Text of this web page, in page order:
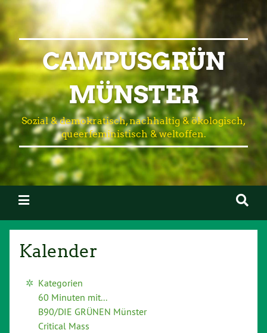
CAMPUSGRÜN
MÜNSTER
Sozial & demokratisch, nachhaltig & ökologisch,
queerfeministisch & weltoffen.
Kalender
Kategorien
60 Minuten mit...
B90/DIE GRÜNEN Münster
Critical Mass